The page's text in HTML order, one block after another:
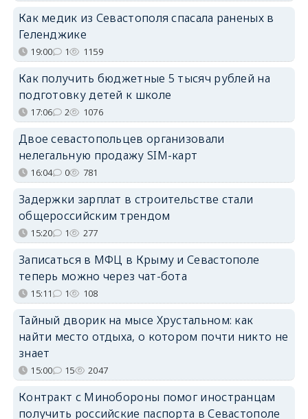
Как медик из Севастополя спасала раненых в
Геленджике
19:00 1 1159
Как получить бюджетные 5 тысяч рублей на
подготовку детей к школе
17:06 2 1076
Двое севастопольцев организовали
нелегальную продажу SIM-карт
16:04 0 781
Задержки зарплат в строительстве стали
общероссийским трендом
15:20 1 277
Записаться в МФЦ в Крыму и Севастополе
теперь можно через чат-бота
15:11 1 108
Тайный дворик на мысе Хрустальном: как
найти место отдыха, о котором почти никто не
знает
15:00 15 2047
Контракт с Минобороны помог иностранцам
получить российские паспорта в Севастополе